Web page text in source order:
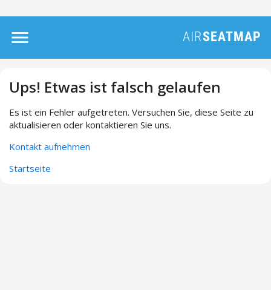
Ups! Etwas ist falsch gelaufen
Es ist ein Fehler aufgetreten. Versuchen Sie, diese Seite zu
aktualisieren oder kontaktieren Sie uns.
Kontakt aufnehmen
Startseite